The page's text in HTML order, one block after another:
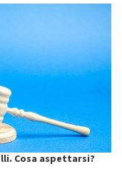
Cosa aspettarsi?